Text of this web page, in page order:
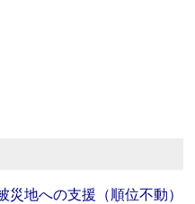
地への支援（順位不動）